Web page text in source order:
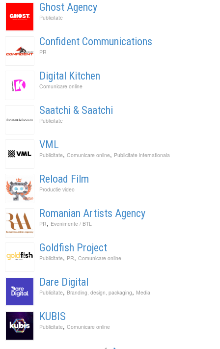
Ghost Agency
Publicitate
Confident Communications
PR
Digital Kitchen
Comunicare online
Saatchi & Saatchi
Publicitate
VML
Publicitate, Comunicare online, Publicitate internationala
Reload Film
Productie video
Romanian Artists Agency
PR, Evenimente / BTL
Goldfish Project
Publicitate, PR, Comunicare online
Dare Digital
Publicitate, Branding, design, packaging, Media
KUBIS
Publicitate, Comunicare online